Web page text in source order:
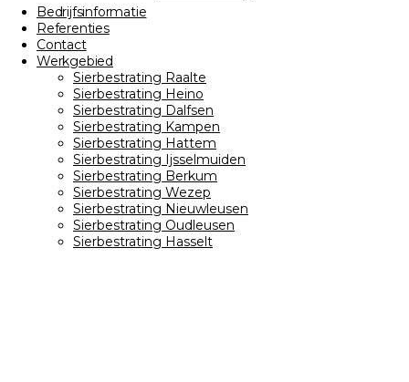
Bedrijfsinformatie
Referenties
Contact
Werkgebied
Sierbestrating Raalte
Sierbestrating Heino
Sierbestrating Dalfsen
Sierbestrating Kampen
Sierbestrating Hattem
Sierbestrating Ijsselmuiden
Sierbestrating Berkum
Sierbestrating Wezep
Sierbestrating Nieuwleusen
Sierbestrating Oudleusen
Sierbestrating Hasselt